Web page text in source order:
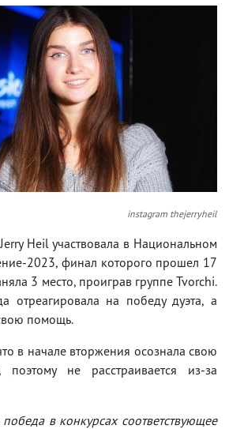
instagram thejerryheil
Heil участвовала в Национальном
2023, финал которого прошел 17
3 место, проиграв группе Tvorchi.
отреагировала на победу дуэта, а
помощь.
в начале вторжения осознала свою
не расстраивается из-за
в конкурсах соответствующее